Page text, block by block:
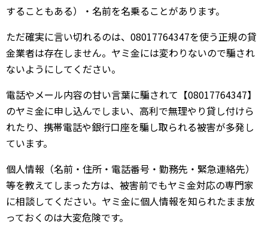
することもある）・名前を名乗ることがあります。
ただ確実に言い切れるのは、08017764347を使う正規の貸
金業者は存在しません。ヤミ金には変わりないので騙され
ないようにしてください。
電話やメール内容の甘い言葉に騙されて【08017764347】
のヤミ金に申し込んでしまい、高利で無理やり貸し付けら
れたり、携帯電話や銀行口座を騙し取られる被害が多発し
ています。
個人情報（名前・住所・電話番号・勤務先・緊急連絡先）
等を教えてしまった方は、被害前でもヤミ金対応の専門家
に相談してください。ヤミ金に個人情報を知られたまま放
っておくのは大変危険です。